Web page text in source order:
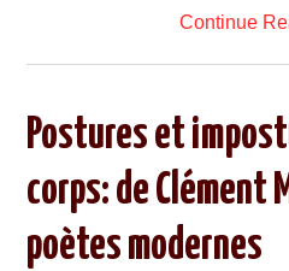
Continue
Postures et
corps: de Clément
poètes modernes